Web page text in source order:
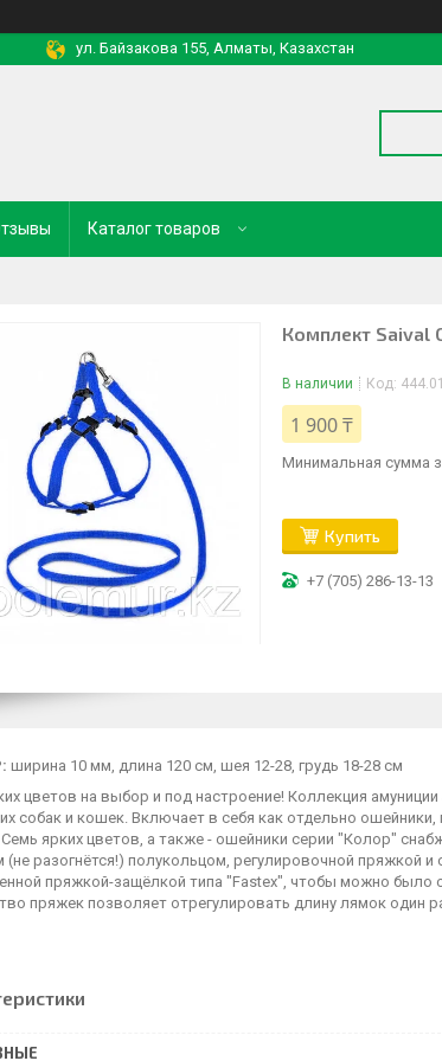
ул. Байзакова 155, Алматы, Казахстан
Каталог товаров
Комплект Saival
В наличии Код:
1 900 ₸
Минимальная сумма
Купить
+7 (705) 286-13-13
ширина 10 мм, длина 120 см, шея 12-28, грудь 18-28 см
цветов на выбор и под настроение! Коллекция
собак и кошек. Включает в себя как отдельно
ярких цветов, а также - ошейники серии "Колор"
(не разогнётся!) полукольцом, регулировочной пряжкой
пряжкой-защёлкой типа "Fastex", чтобы можно
пряжек позволяет отрегулировать длину лямок один